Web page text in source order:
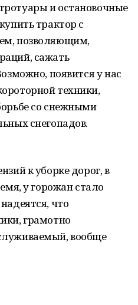
и остановочные
трактор с
позволяющим,
сажать
появится у нас
техники,
со снежными
снегопадов.
к уборке дорог, в
у горожан стало
что
грамотно
вообще